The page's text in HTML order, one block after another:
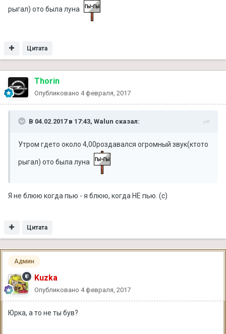
рыгал) ото была луна
Цитата
Thorin
Опубликовано 4 февраля, 2017
В 04.02.2017 в 17:43, Walun сказал:
Утром гдето около 4,00роздавался огромный звук(ктото
рыгал) ото была луна
Я не блюю когда пью - я блюю, когда НЕ пью. (с)
Цитата
Админ
Kuzka
Опубликовано 4 февраля, 2017
Юрка, а то не ты був?